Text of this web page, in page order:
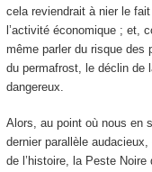
cela reviendrait à nier le
l’activité économique ; et,
même parler du risque des
du permafrost, le déclin de
dangereux.
Alors, au point où nous en
dernier parallèle
de l’histoire, la Peste